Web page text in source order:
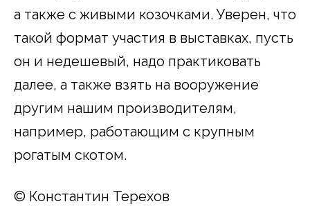
а также с живыми козочками. Уверен, что
такой формат участия в выставках, пусть
он и недешевый, надо практиковать
далее, а также взять на вооружение
другим нашим производителям,
например, работающим с крупным
рогатым скотом.
© Константин Терехов